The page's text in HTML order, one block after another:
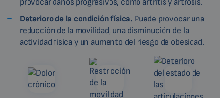
provocar daños progresivos, como artritis y artrosis.
Deterioro de la condición física. Puede provocar una
reducción de la movilidad, una disminución de la
actividad física y un aumento del riesgo de obesidad.